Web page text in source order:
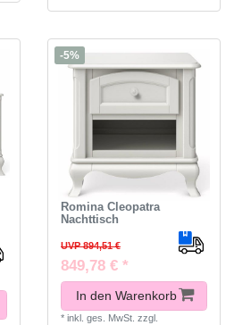
-5%
Romina Cleopatra
Nachttisch
UVP 894,51 €
849,78 € *
In den Warenkorb
* inkl. ges. MwSt. zzgl.